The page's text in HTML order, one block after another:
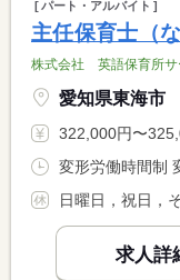
パート・アルバイト
主任保育士（
株式会社 英語保育所サ
愛知県東海市
322,000円〜325,000円 ※フルタイム
日曜日，祝日，
求人詳